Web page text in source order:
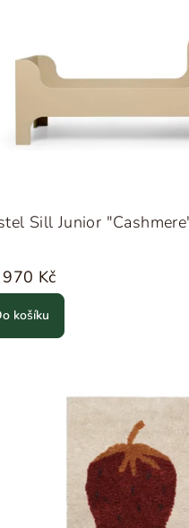
Sill Junior
Kč
košíku